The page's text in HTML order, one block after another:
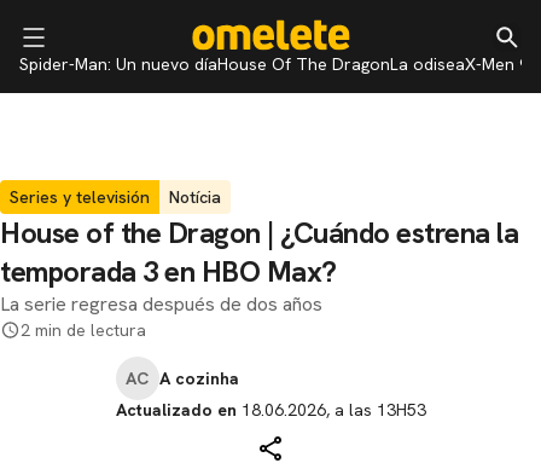
Spider-Man: Un nuevo díaHouse Of The DragonLa odiseaX-Men 97
Series y televisión Notícia
House of the Dragon | ¿Cuándo estrena la
temporada 3 en HBO Max?
La serie regresa después de dos años
2 min de lectura
AC A cozinha
Actualizado en 18.06.2026, a las 13H53